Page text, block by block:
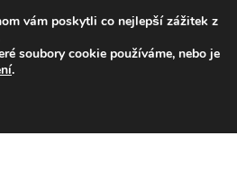
od 139,-Kč
9-16 704 494 494
vám poskytli co nejlepší zážitek z
soubory cookie používáme, nebo je
.